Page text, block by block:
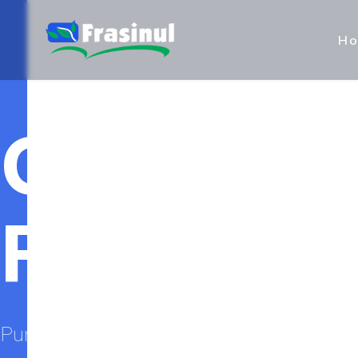
Poduri
Punem accent pe durabilitate, siguranta